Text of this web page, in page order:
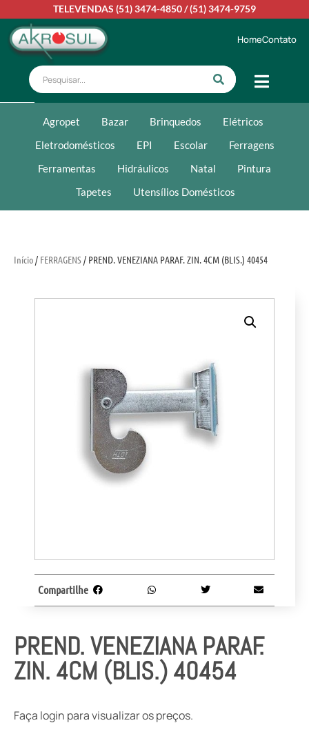
TELEVENDAS (51) 3474-4850/(51) 3474-9759
HomeContato
Agropet Bazar Brinquedos
Elétricos
Eletrodomésticos
EPI Escolar
Ferragens
Ferramentas
Hidráulicos Natal
Pintura
Tapetes
Utensílios Domésticos
Início/ FERRAGENS/ PREND. VENEZIANA PARAF. ZIN. 4CM (BLIS.) 40454
PREND. VENEZIANA PARAF.
ZIN. 4CM (BLIS.) 40454
Faça login para visualizar os preços.
Compartilhe